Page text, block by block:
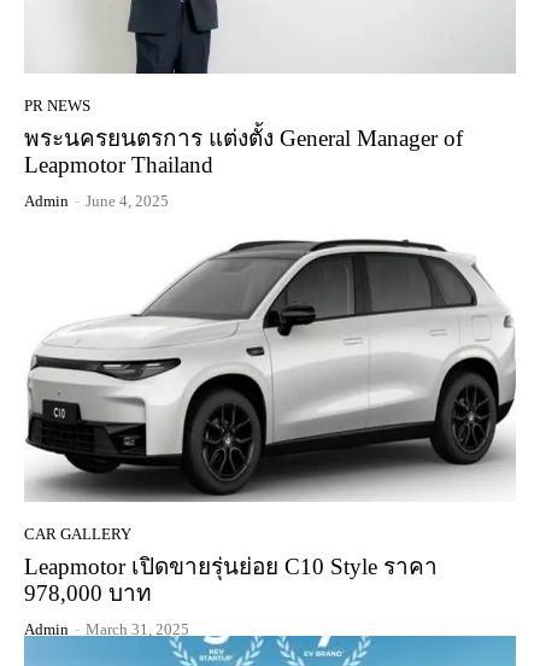
PR NEWS
พระนครยนตรการ แต่งตั้ง General Manager of
Leapmotor Thailand
Admin - June 4, 2025
CAR GALLERY
Leapmotor เปิดขายรุ่นย่อย C10 Style ราคา
978,000 บาท
Admin - March 31, 2025